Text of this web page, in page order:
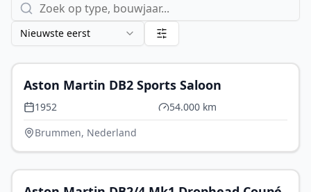
Nieuwste eerst
Aston Martin DB2 Sports Saloon
1952
54.000 km
Brummen, Nederland